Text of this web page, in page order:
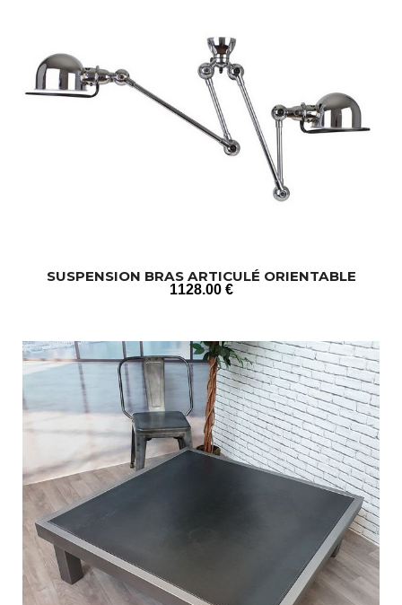
SUSPENSION BRAS ARTICULÉ ORIENTABLE
1128.00 €